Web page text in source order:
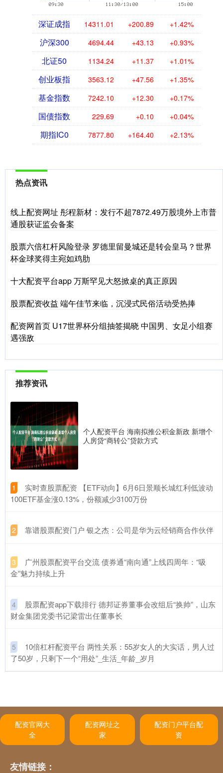
深证成指 14311.01 +200.89 +1.42%
沪深300 4694.44 +43.13 +0.93%
北证50 1134.24 +11.37 +1.01%
创业板指 3563.12 +47.56 +1.35%
基金指数 7242.10 +12.30 +0.17%
国债指数 229.69 +0.10 +0.04%
期指IC0 7877.80 +164.40 +2.13%
热点资讯
线上配资网址 彤程新材：发行不超7872.49万股境外上市普
通股获证监会备案
股票六倍杠杆风险登录 罗德里留曼城还是转会皇马？世界
杯金球奖得主宛如鸡肋
十大配资平台app 万斯罕见大怒掀桌的真正原因
股票配资收益 端午佳节来临，沉浸式民俗活动受热捧
配资网首页 U17世界杯分组抽签揭晓 中国男、女足小组赛
遇强敌
推荐资讯
个人配资平台 海南拟推公积金新政 新增个
人房贷“商转公”贷款方式
1
​实时查股票配资 【ETF动向】6月6日景顺长城红利低波动
100ETF基金涨0.13%，份额减少3100万份
2 ​靠谱股票配资门户 银之杰：公司是华为云经销商合作伙伴
3
​广州股票配资平台交流 债券通“南向通”上线四周年：“吸
金”魅力持续上升
4
​股票配资app下载排行 德邦证券董事会改组后“换帅”，山东
财金集团党委书记梁雷出任董事长
5
​10倍杠杆配资平台 两性关系：55岁女人的大实话，男人过
了50岁，只剩下一个“用处”_生活_年龄_岁月
配资官网大
全
配资网址之
家
配资门户平台配
资
友情链接：